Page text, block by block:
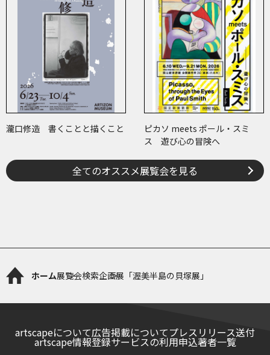
瀧口修造 書くことと描くこと
ピカソ meets ポール・スミ
ス 遊び心の冒険へ
全てのオススメ展覧会を見る
ホーム展覧会検索企画展「渥美半島の貝塚展」
artscapeについて広告掲載についてプレスリリース送付
artscape情報登録サービスの利用申込著者一覧